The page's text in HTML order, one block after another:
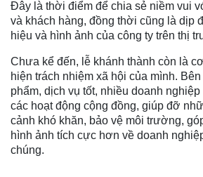
Đây là thời điểm để chia sẻ niềm vui
và khách hàng, đồng thời cũng là dịp
hiệu và hình ảnh của công ty trên thị
Chưa kể đến, lễ khánh thành còn là
hiện trách nhiệm xã hội của mình.
phẩm, dịch vụ tốt, nhiều doanh
các hoạt động cộng đồng, giúp đỡ
cảnh khó khăn, bảo vệ môi trường,
hình ảnh tích cực hơn về doanh
chúng.